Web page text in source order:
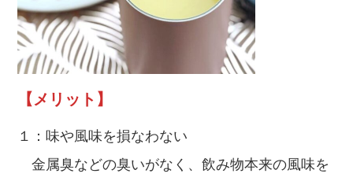
【メリット】
１：味や風味を損なわない
金属臭などの臭いがなく、飲み物本来の風味を